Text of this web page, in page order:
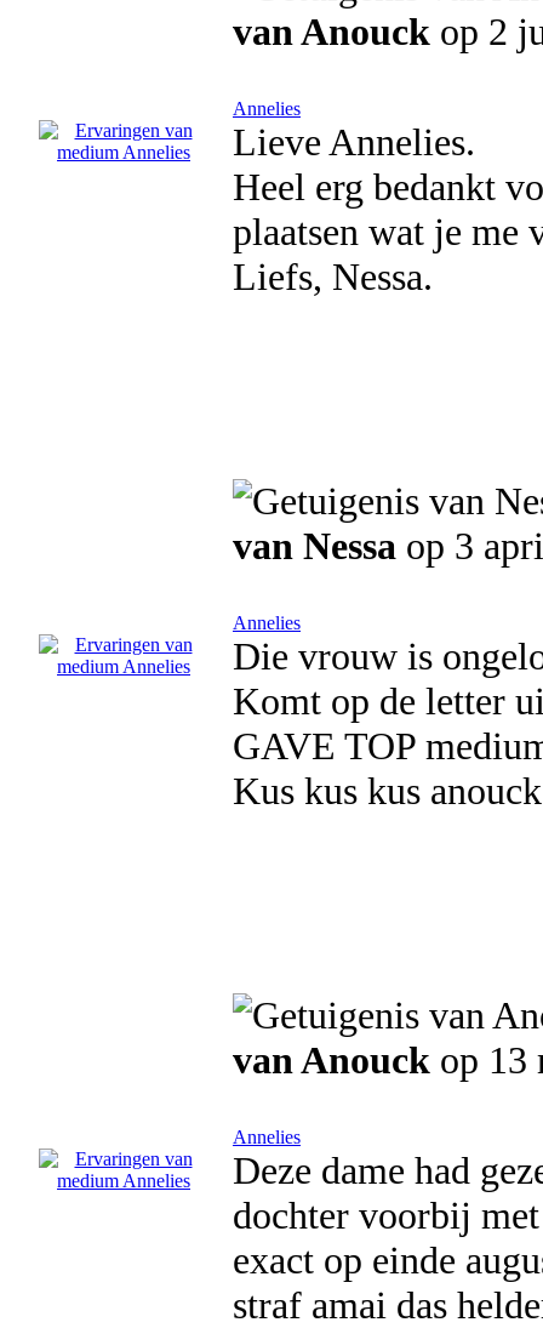
van Anouck op 2
Annelies
Lieve Annelies.
Heel erg bedankt
plaatsen wat je me
Liefs, Nessa.
van Nessa op 3
Annelies
Die vrouw is
Komt op de letter
GAVE TOP
Kus kus kus anouck
van Anouck op 13
Annelies
Deze dame had
dochter voorbij
exact op einde
straf amai das